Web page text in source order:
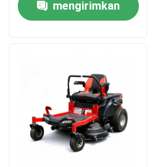
EPA Disetujui Mesin
420cc Lebar Potong
mengirimkan